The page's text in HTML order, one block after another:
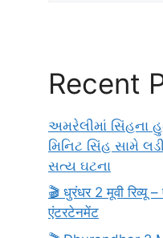
Recent
અમરેલીમાં સિંહના
મિનિટ સિંહ સામે
સત્ય ઘટના
🎬 धुरंधर 2 मूवी रिव्यू
एंटरटेनमेंट